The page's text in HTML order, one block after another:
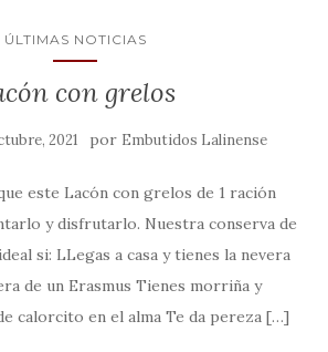
ÚLTIMAS NOTICIAS
con grelos
2021 por Embutidos Lalinense
este Lacón con grelos de 1 ración
y disfrutarlo. Nuestra conserva de
si: LLegas a casa y tienes la nevera
de un Erasmus Tienes morriña y
calorcito en el alma Te da pereza […]